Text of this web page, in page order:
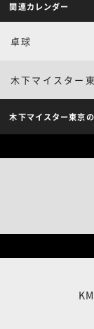
関連カレンダー
卓球
木下マイスター
木下マイスター東京